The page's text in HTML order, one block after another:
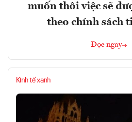
muốn thôi việc sẽ
theo chính sách
Đọc ngay
Kinh tế xanh